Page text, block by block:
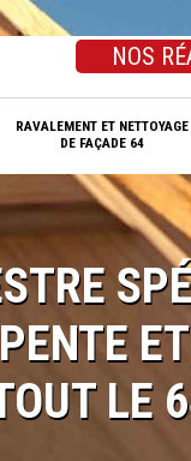
RAVALEMENT ET NETTOYAGE
DE FAÇADE 64
NOS
LE